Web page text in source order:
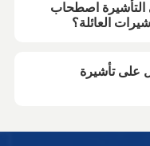
اصطحاب
العائلة؟
على تأشيرة